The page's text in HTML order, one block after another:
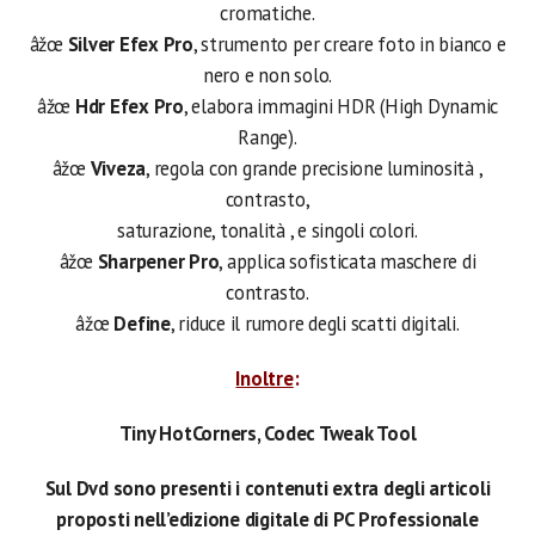
cromatiche.
âžœ Silver Efex Pro, strumento per creare foto in bianco e
nero e non solo.
âžœ Hdr Efex Pro, elabora immagini HDR (High Dynamic
Range).
âžœ Viveza, regola con grande precisione luminosità ,
contrasto,
saturazione, tonalità , e singoli colori.
âžœ Sharpener Pro, applica sofisticata maschere di
contrasto.
âžœ Define, riduce il rumore degli scatti digitali.
Inoltre:
Tiny HotCorners, Codec Tweak Tool
Sul Dvd sono presenti i contenuti extra degli articoli
proposti nell’edizione digitale di PC Professionale